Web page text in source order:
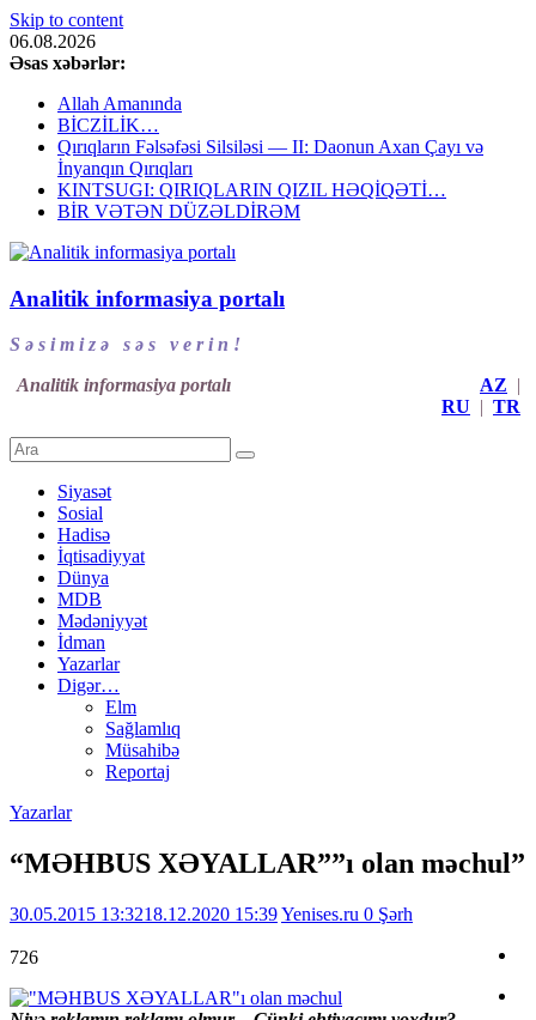
Skip to content
06.08.2026
Əsas xəbərlər:
Allah Amanında
BİCZİLİK…
Qırıqların Fəlsəfəsi Silsiləsi — II: Daonun Axan Çayı və
İnyanqın Qırıqları
KINTSUGI: QIRIQLARIN QIZIL HƏQİQƏTİ…
BİR VƏTƏN DÜZƏLDİRƏM
Analitik informasiya portalı
S ə s i m i z ə s ə s v e r i n !
Analitik informasiya portalı
AZ |
RU | TR
Siyasət
Sosial
Hadisə
İqtisadiyyat
Dünya
MDB
Mədəniyyət
İdman
Yazarlar
Digər…
Elm
Sağlamlıq
Müsahibə
Reportaj
Yazarlar
“MƏHBUS XƏYALLAR””ı olan məchul”
30.05.2015 13:3218.12.2020 15:39Yenises.ru 0 Şərh
726